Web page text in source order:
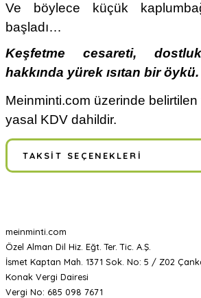
Ve böylece küçük
başladı…
Keşfetme cesareti,
hakkında yürek ısıtan bir öykü.
Meinminti.com üzerinde belirtilen
yasal KDV dahildir.
TAKSIT SEÇENEKLERI
meinminti.com
Özel Alman Dil Hiz. Eğt. Ter. Tic. A.Ş.
İsmet Kaptan Mah. 1371 Sok. No: 5 / Z02
Konak Vergi Dairesi
Vergi No: 685 098 7671